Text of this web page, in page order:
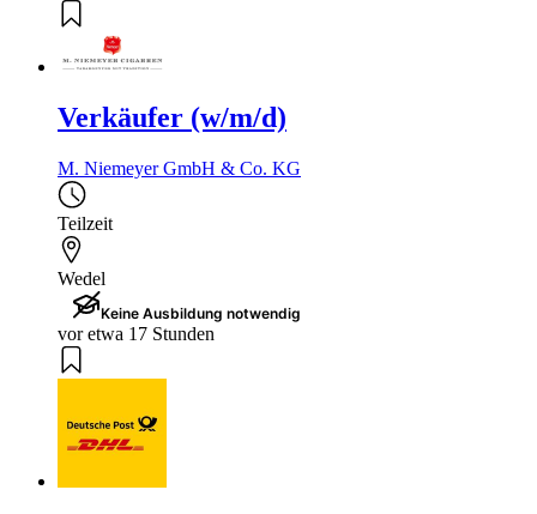
Verkäufer (w/m/d)
M. Niemeyer GmbH & Co. KG
Teilzeit
Wedel
Keine Ausbildung notwendig
vor etwa 17 Stunden